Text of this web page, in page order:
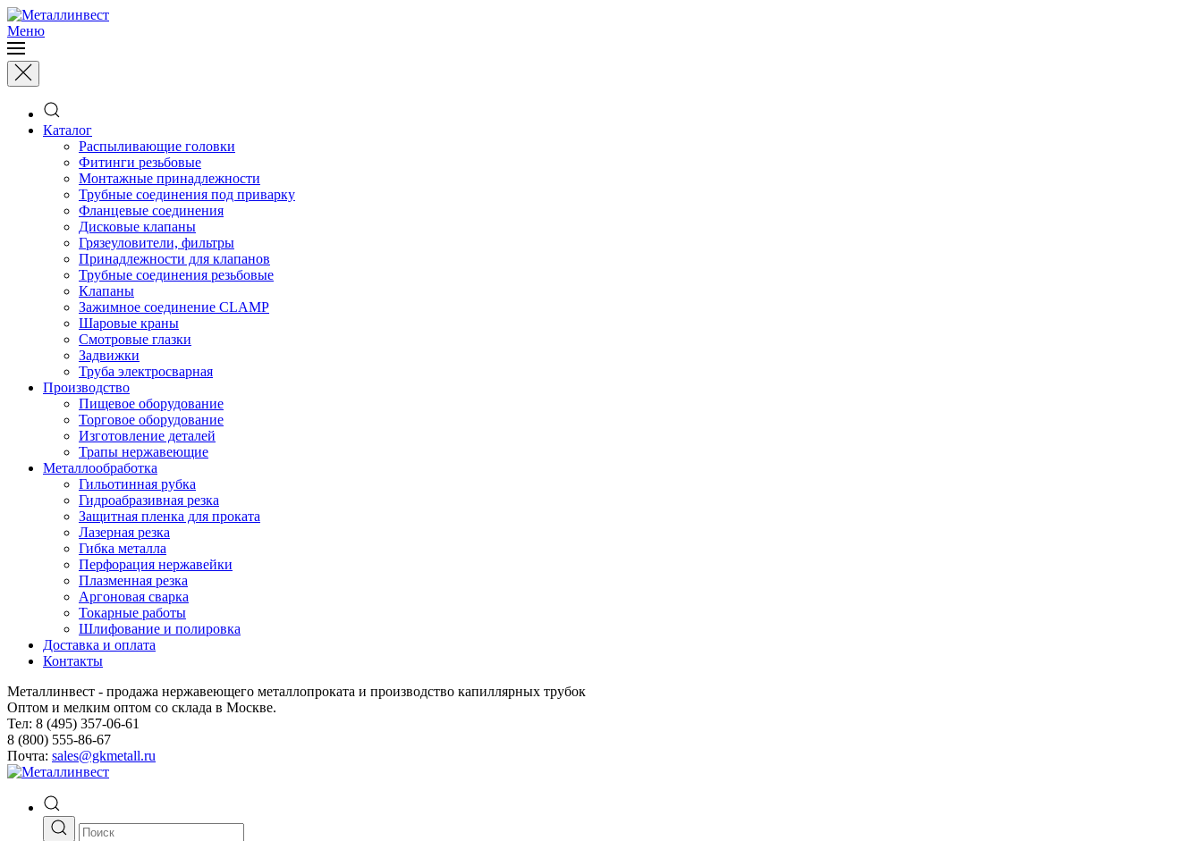
Меню
Каталог
Распыливающие головки
Фитинги резьбовые
Монтажные принадлежности
Трубные соединения под приварку
Фланцевые соединения
Дисковые клапаны
Грязеуловители, фильтры
Принадлежности для клапанов
Трубные соединения резьбовые
Клапаны
Зажимное соединение CLAMP
Шаровые краны
Смотровые глазки
Задвижки
Труба электросварная
Производство
Пищевое оборудование
Торговое оборудование
Изготовление деталей
Трапы нержавеющие
Металлообработка
Гильотинная рубка
Гидроабразивная резка
Защитная пленка для проката
Лазерная резка
Гибка металла
Перфорация нержавейки
Плазменная резка
Аргоновая сварка
Токарные работы
Шлифование и полировка
Доставка и оплата
Контакты
Металлинвест - продажа нержавеющего металлопроката и производство капиллярных трубок
Оптом и мелким оптом со склада в Москве.
Тел: 8 (495) 357-06-61
8 (800) 555-86-67
Почта: sales@gkmetall.ru